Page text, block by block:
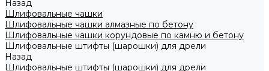
Назад
Шлифовальные чашки
Шлифовальные чашки алмазные по бетону
Шлифовальные чашки корундовые по камню и бетону
Шлифовальные штифты (шарошки) для дрели
Назад
Шлифовальные штифты (шарошки) для дрели